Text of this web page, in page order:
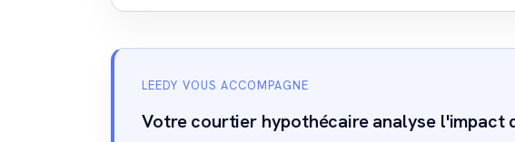
LEEDY VOUS ACCOMPAGNE
Votre courtier hypothécaire analyse l'impact